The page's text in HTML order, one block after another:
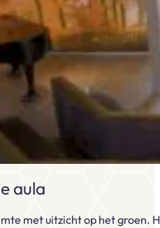
aula
met uitzicht op het groen.